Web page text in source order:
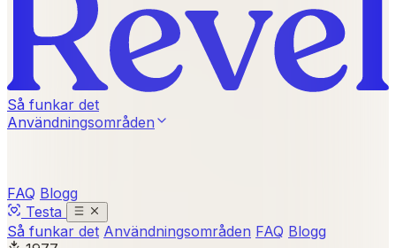
Så funkar det
Användningsområden
FAQ Blogg
Testa
Så funkar det Användningsområden FAQ Blogg